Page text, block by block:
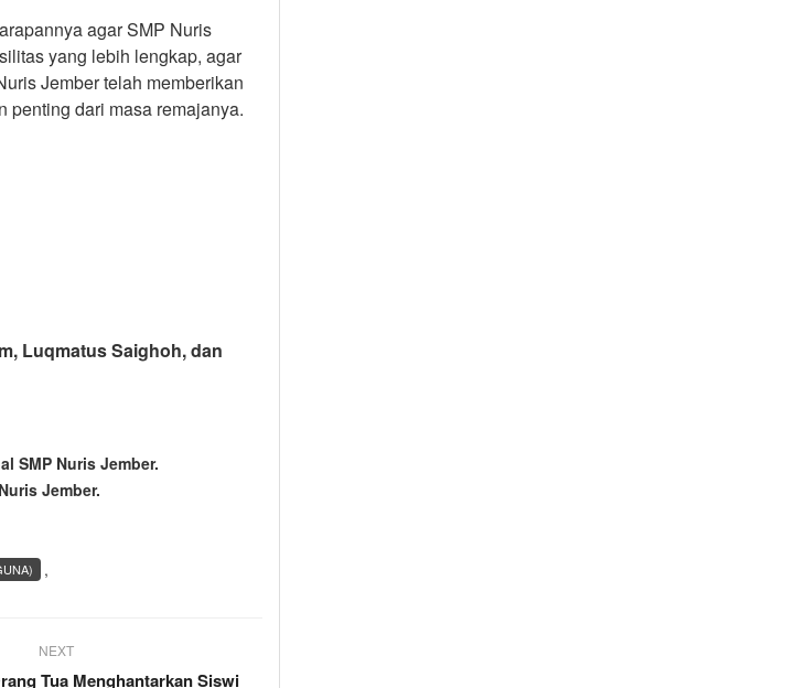
agar SMP Nuris
yang lebih lengkap, agar
Jember telah memberikan
penting dari masa remajanya.
Saighoh, dan
SMP Nuris Jember.
Jember.
,
NEXT
Tua Menghantarkan Siswi